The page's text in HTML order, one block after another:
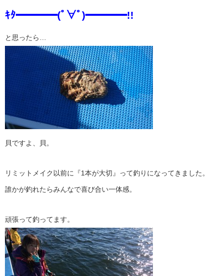
ｷﾀ━━━━(ﾟ∀ﾟ)━━━━!!
と思ったら…
貝ですよ、貝。
リミットメイク以前に『1本が大切』って釣りになってきました。
誰かが釣れたらみんなで喜び合い一体感。
頑張って釣ってます。